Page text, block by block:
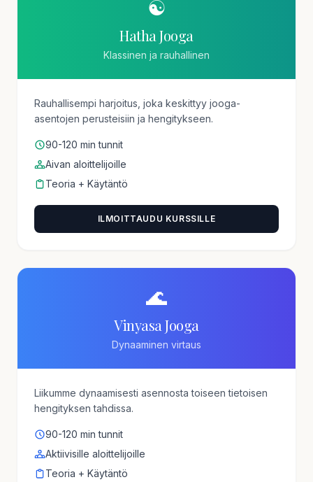
☯️
Hatha Jooga
Klassinen ja rauhallinen
Rauhallisempi harjoitus, joka keskittyy jooga-
asentojen perusteisiin ja hengitykseen.
90-120 min tunnit
Aivan aloittelijoille
Teoria + Käytäntö
ILMOITTAUDU KURSSILLE
🌊
Vinyasa Jooga
Dynaaminen virtaus
Liikumme dynaamisesti asennosta toiseen tietoisen
hengityksen tahdissa.
90-120 min tunnit
Aktiivisille aloittelijoille
Teoria + Käytäntö